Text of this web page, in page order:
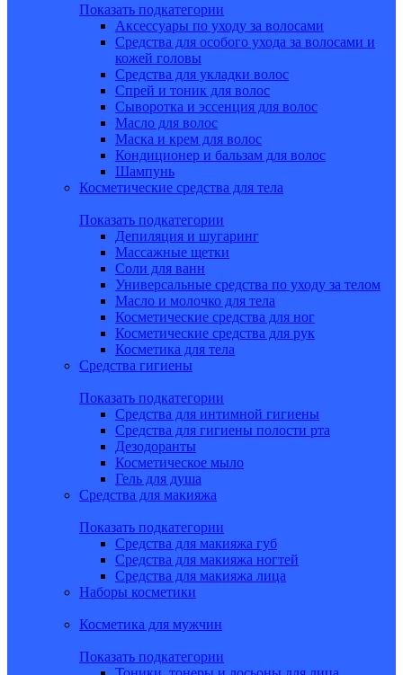
Показать подкатегории
Аксессуары по уходу за волосами
Средства для особого ухода за волосами и
кожей головы
Средства для укладки волос
Спрей и тоник для волос
Сыворотка и эссенция для волос
Масло для волос
Маска и крем для волос
Кондиционер и бальзам для волос
Шампунь
Косметические средства для тела
Показать подкатегории
Депиляция и шугаринг
Массажные щетки
Соли для ванн
Универсальные средства по уходу за телом
Масло и молочко для тела
Косметические средства для ног
Косметические средства для рук
Косметика для тела
Средства гигиены
Показать подкатегории
Средства для интимной гигиены
Средства для гигиены полости рта
Дезодоранты
Косметическое мыло
Гель для душа
Средства для макияжа
Показать подкатегории
Средства для макияжа губ
Средства для макияжа ногтей
Средства для макияжа лица
Наборы косметики
Косметика для мужчин
Показать подкатегории